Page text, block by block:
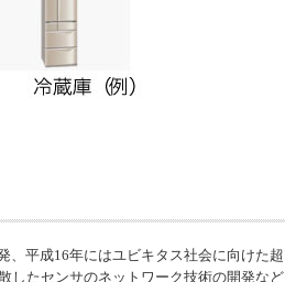
平成16年にはユビキタス社会に向けた超
したセンサのネットワーク技術の開発など